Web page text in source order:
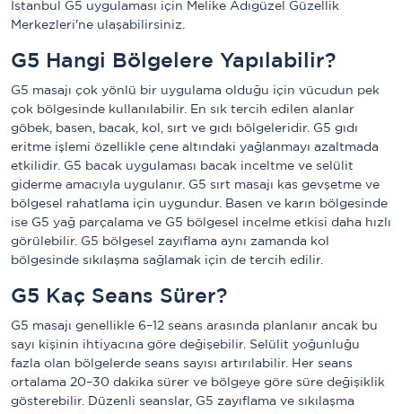
İstanbul G5 uygulaması için Melike Adıgüzel Güzellik
Merkezleri'ne ulaşabilirsiniz.
G5 Hangi Bölgelere Yapılabilir?
G5 masajı çok yönlü bir uygulama olduğu için vücudun pek
çok bölgesinde kullanılabilir. En sık tercih edilen alanlar
göbek, basen, bacak, kol, sırt ve gıdı bölgeleridir. G5 gıdı
eritme işlemi özellikle çene altındaki yağlanmayı azaltmada
etkilidir. G5 bacak uygulaması bacak inceltme ve selülit
giderme amacıyla uygulanır. G5 sırt masajı kas gevşetme ve
bölgesel rahatlama için uygundur. Basen ve karın bölgesinde
ise G5 yağ parçalama ve G5 bölgesel incelme etkisi daha hızlı
görülebilir. G5 bölgesel zayıflama aynı zamanda kol
bölgesinde sıkılaşma sağlamak için de tercih edilir.
G5 Kaç Seans Sürer?
G5 masajı genellikle 6–12 seans arasında planlanır ancak bu
sayı kişinin ihtiyacına göre değişebilir. Selülit yoğunluğu
fazla olan bölgelerde seans sayısı artırılabilir. Her seans
ortalama 20–30 dakika sürer ve bölgeye göre süre değişiklik
gösterebilir. Düzenli seanslar, G5 zayıflama ve sıkılaşma